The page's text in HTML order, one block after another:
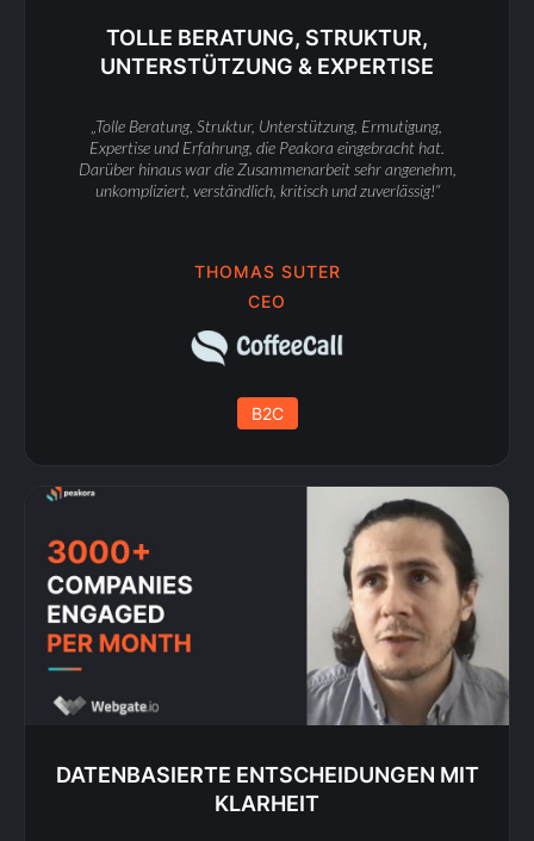
TOLLE BERATUNG, STRUKTUR,
UNTERSTÜTZUNG & EXPERTISE
„Tolle Beratung, Struktur, Unterstützung, Ermutigung,
Expertise und Erfahrung, die Peakora eingebracht hat.
Darüber hinaus war die Zusammenarbeit sehr angenehm,
unkompliziert, verständlich, kritisch und zuverlässig!“
THOMAS SUTER
CEO
B2C
DATENBASIERTE ENTSCHEIDUNGEN MIT
KLARHEIT